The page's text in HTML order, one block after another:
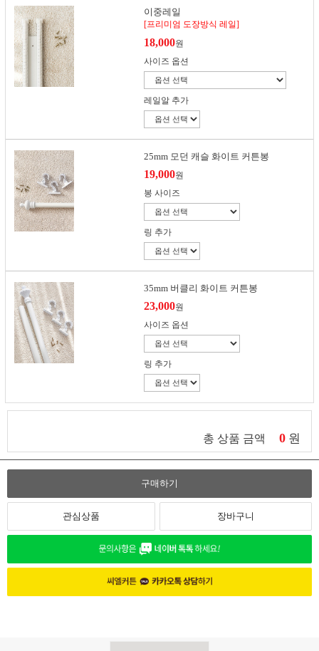
이중레일
[프리미엄 도장방식 레일]
18,000원
사이즈 옵션
레일알 추가
25mm 모던 캐슬 화이트 커튼봉
19,000원
봉 사이즈
링 추가
35mm 버클리 화이트 커튼봉
23,000원
사이즈 옵션
링 추가
총 상품 금액 0 원
구매하기
관심상품 장바구니